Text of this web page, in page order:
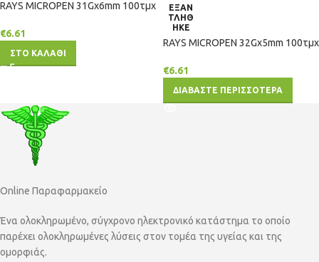
RAYS ΜΙCRΟΡΕΝ 31Gx6mm 100τμχ
€6.61
ΣΤΟ ΚΑΛΑΘΙ
ΕΞΑΝ
ΤΛΗΘ
ΗΚΕ
RAYS ΜΙCRΟΡΕΝ 32Gx5mm 100τμχ
€6.61
ΔΙΑΒΑΣΤΕ ΠΕΡΙΣΣΟΤΕΡΑ
Online Παραφαρμακείο
Ένα ολοκληρωμένο, σύγχρονο ηλεκτρονικό κατάστημα το οποίο
παρέχει ολοκληρωμένες λύσεις στον τομέα της υγείας και της
ομορφιάς.